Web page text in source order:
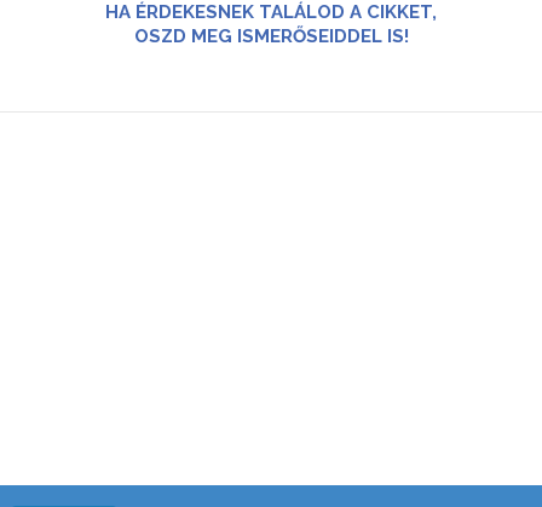
HA ÉRDEKESNEK TALÁLOD A CIKKET,
OSZD MEG ISMERŐSEIDDEL IS!